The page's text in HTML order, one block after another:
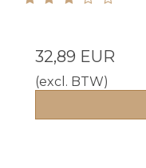
32,89 EUR
(excl. BTW)